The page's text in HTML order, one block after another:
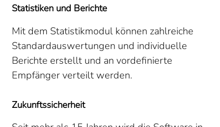
Statistiken und Berichte
Mit dem Statistikmodul können zahlreiche
Standardauswertungen und individuelle
Berichte erstellt und an vordefinierte
Empfänger verteilt werden.
Zukunftssicherheit